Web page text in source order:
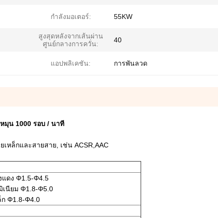
กำลังมอเตอร์: 55KW
สูงสุดหลังจากเส้นผ่าน
ศูนย์กลางการควั่น:
40
แอปพลิเคชัน: การพันลวด
มุน 1000 รอบ / นาที
หล็กและสายสาย, เช่น ACSR,AAC
แดง Φ1.5-Φ4.5
เนียม Φ1.8-Φ5.0
ก Φ1.8-Φ4.0